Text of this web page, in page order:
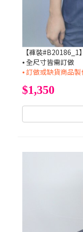
⦁ 全尺寸皆需訂做
⦁ 訂做或缺貨商品製作時
$1,350